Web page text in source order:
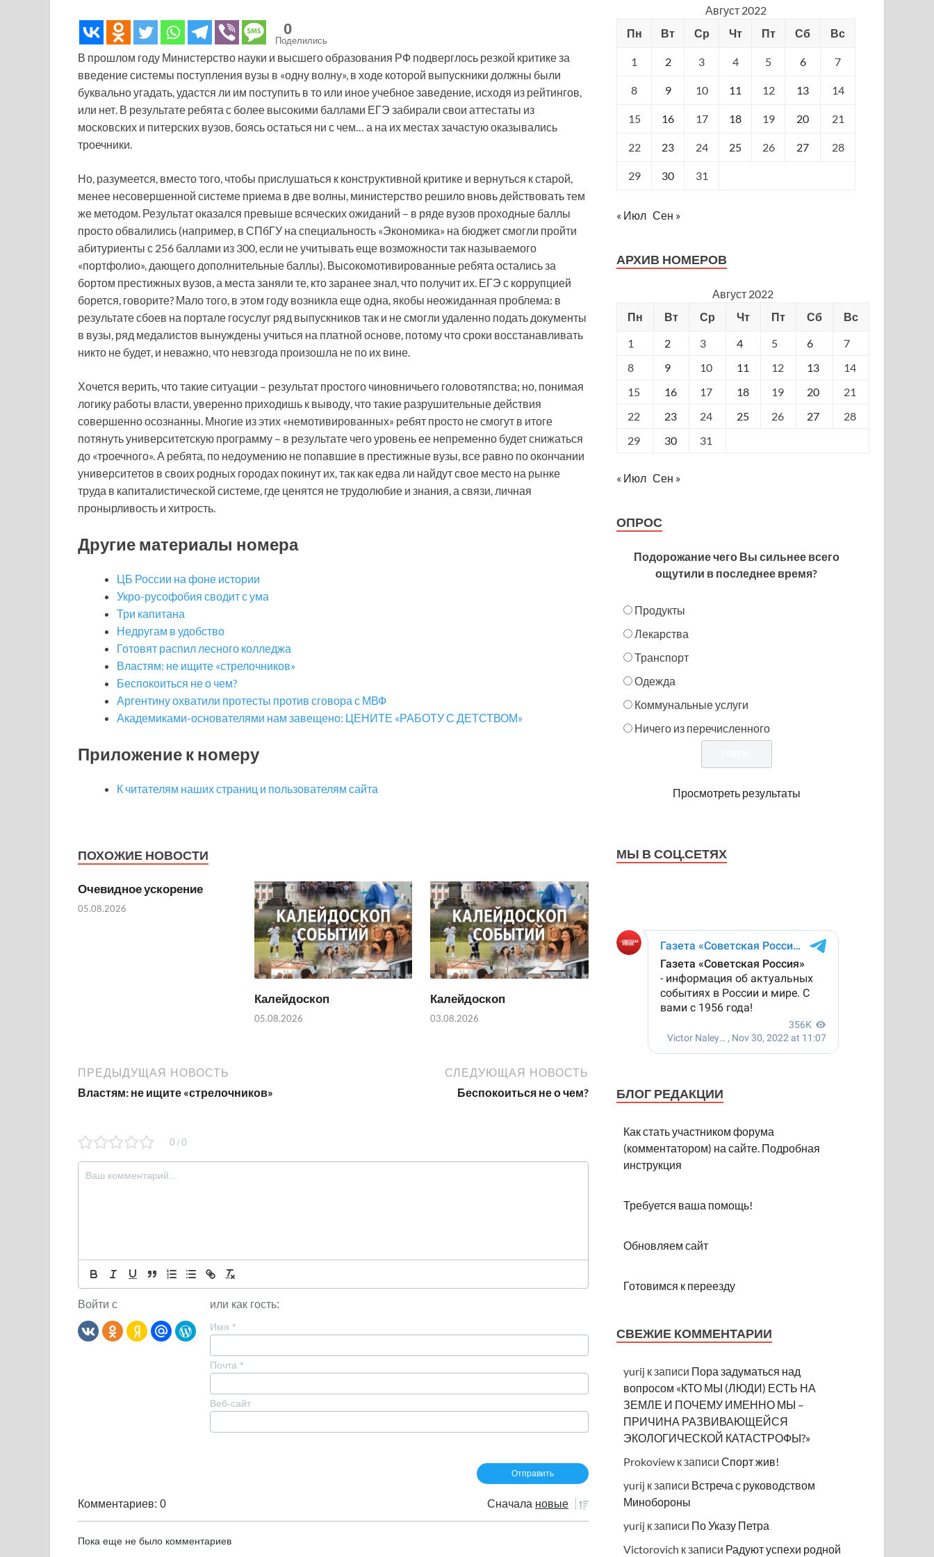
0
Поделились
В прошлом году Министерство науки и высшего образования РФ подверглось резкой критике за
введение системы поступления вузы в «одну волну», в ходе которой выпускники должны были
буквально угадать, удастся ли им поступить в то или иное учебное заведение, исходя из рейтингов,
или нет. В результате ребята с более высокими баллами ЕГЭ забирали свои аттестаты из
московских и питерских вузов, боясь остаться ни с чем… а на их местах зачастую оказывались
троечники.
Но, разумеется, вместо того, чтобы прислушаться к конструктивной критике и вернуться к старой,
менее несовершенной системе приема в две волны, министерство решило вновь действовать тем
же методом. Результат оказался превыше всяческих ожиданий – в ряде вузов проходные баллы
просто обвалились (например, в СПбГУ на специальность «Экономика» на бюджет смогли пройти
абитуриенты с 256 баллами из 300, если не учитывать еще возможности так называемого
«портфолио», дающего дополнительные баллы). Высокомотивированные ребята остались за
бортом престижных вузов, а места заняли те, кто заранее знал, что получит их. ЕГЭ с коррупцией
борется, говорите? Мало того, в этом году возникла еще одна, якобы неожиданная проблема: в
результате сбоев на портале госуслуг ряд выпускников так и не смогли удаленно подать документы
в вузы, ряд медалистов вынуждены учиться на платной основе, потому что сроки восстанавливать
никто не будет, и неважно, что невзгода произошла не по их вине.
Хочется верить, что такие ситуации – результат простого чиновничьего головотяпства; но, понимая
логику работы власти, уверенно приходишь к выводу, что такие разрушительные действия
совершенно осознанны. Многие из этих «немотивированных» ребят просто не смогут в итоге
потянуть университетскую программу – в результате чего уровень ее непременно будет снижаться
до «троечного». А ребята, по недоумению не попавшие в престижные вузы, все равно по окончании
университетов в своих родных городах покинут их, так как едва ли найдут свое место на рынке
труда в капиталистической системе, где ценятся не трудолюбие и знания, а связи, личная
пронырливость и хитрость.
Другие материалы номера
ЦБ России на фоне истории
Укро-русофобия сводит с ума
Три капитана
Недругам в удобство
Готовят распил лесного колледжа
Властям: не ищите «стрелочников»
Беспокоиться не о чем?
Аргентину охватили протесты против сговора с МВФ
Академиками-основателями нам завещено: ЦЕНИТЕ «РАБОТУ С ДЕТСТВОМ»
Приложение к номеру
К читателям наших страниц и пользователям сайта
ПОХОЖИЕ НОВОСТИ
Очевидное ускорение
05.08.2026
Калейдоскоп
05.08.2026
Калейдоскоп
03.08.2026
ПРЕДЫДУЩАЯ НОВОСТЬ
Властям: не ищите «стрелочников»
СЛЕДУЮЩАЯ НОВОСТЬ
Беспокоиться не о чем?
0 / 0
Войти с или как гость:
Имя *
Почта *
Веб-сайт
Комментариев: 0 Сначала новые
Пока еще не было комментариев
Август 2022
Пн
Вт Ср Чт Пт Сб Вс
1 2 3 4 5 6 7
8 9 10 11 12 13 14
15 16 17 18 19 20 21
22 23 24 25 26 27 28
29 30 31
« Июл Сен »
АРХИВ НОМЕРОВ
Август 2022
Пн
Вт Ср Чт Пт Сб
Вс
1
2 3 4 5 6
7
8
9 10 11 12 13
14
15
16 17 18 19 20
21
22
23 24 25 26 27
28
29
30 31
« Июл Сен »
ОПРОС
Подорожание чего Вы сильнее всего
ощутили в последнее время?
Продукты
Лекарства
Транспорт
Одежда
Коммунальные услуги
Ничего из перечисленного
Просмотреть результаты
МЫ В СОЦ.СЕТЯХ
БЛОГ РЕДАКЦИИ
Как стать участником форума
(комментатором) на сайте. Подробная
инструкция
Требуется ваша помощь!
Обновляем сайт
Готовимся к переезду
СВЕЖИЕ КОММЕНТАРИИ
yurij к записи Пора задуматься над
вопросом «КТО МЫ (ЛЮДИ) ЕСТЬ НА
ЗЕМЛЕ И ПОЧЕМУ ИМЕННО МЫ –
ПРИЧИНА РАЗВИВАЮЩЕЙСЯ
ЭКОЛОГИЧЕСКОЙ КАТАСТРОФЫ?»
Prokoview к записиСпорт жив!
yurij к записи Встреча с руководством
Минобороны
yurij к записи По Указу Петра
Victorovich к записи Радуют успехи родной